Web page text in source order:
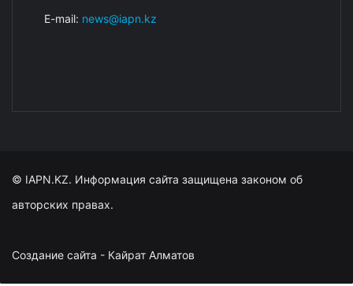
E-mail: news@iapn.kz
© IAPN.KZ. Информация сайта защищена законом об
авторских правах.
Создание сайта - Кайрат Алматов